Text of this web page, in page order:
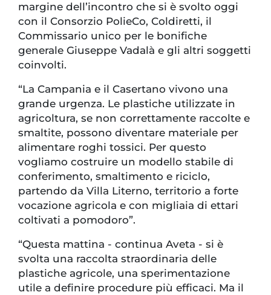
margine dell’incontro che si è svolto oggi
con il Consorzio PolieCo, Coldiretti, il
Commissario unico per le bonifiche
generale Giuseppe Vadalà e gli altri soggetti
coinvolti.
“La Campania e il Casertano vivono una
grande urgenza. Le plastiche utilizzate in
agricoltura, se non correttamente raccolte e
smaltite, possono diventare materiale per
alimentare roghi tossici. Per questo
vogliamo costruire un modello stabile di
conferimento, smaltimento e riciclo,
partendo da Villa Literno, territorio a forte
vocazione agricola e con migliaia di ettari
coltivati a pomodoro”.
“Questa mattina - continua Aveta - si è
svolta una raccolta straordinaria delle
plastiche agricole, una sperimentazione
utile a definire procedure più efficaci. Ma il